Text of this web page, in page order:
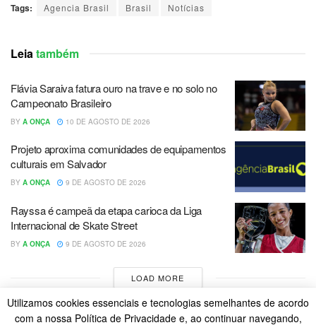
Tags: Agencia Brasil Brasil Notícias
Leia também
Flávia Saraiva fatura ouro na trave e no solo no
Campeonato Brasileiro
BY A ONÇA 10 DE AGOSTO DE 2026
Projeto aproxima comunidades de equipamentos
culturais em Salvador
BY A ONÇA 9 DE AGOSTO DE 2026
Rayssa é campeã da etapa carioca da Liga
Internacional de Skate Street
BY A ONÇA 9 DE AGOSTO DE 2026
LOAD MORE
Utilizamos cookies essenciais e tecnologias semelhantes de acordo
com a nossa Política de Privacidade e, ao continuar navegando,